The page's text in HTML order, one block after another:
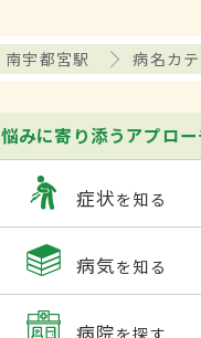
南宇都宮駅 病名カ
悩みに寄り添うアプロー
症状を知る
病気を知る
病院を探す